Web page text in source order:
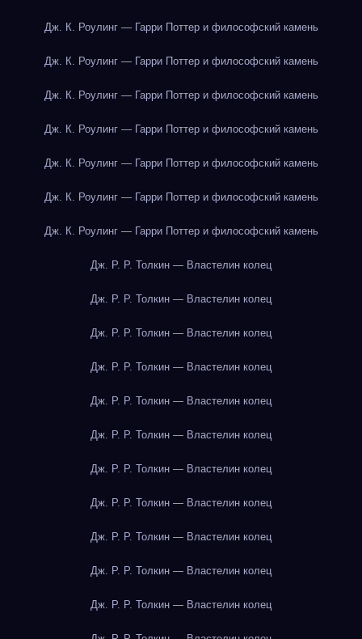
Дж. К. Роулинг — Гарри Поттер и философский камень
Дж. К. Роулинг — Гарри Поттер и философский камень
Дж. К. Роулинг — Гарри Поттер и философский камень
Дж. К. Роулинг — Гарри Поттер и философский камень
Дж. К. Роулинг — Гарри Поттер и философский камень
Дж. К. Роулинг — Гарри Поттер и философский камень
Дж. К. Роулинг — Гарри Поттер и философский камень
Дж. Р. Р. Толкин — Властелин колец
Дж. Р. Р. Толкин — Властелин колец
Дж. Р. Р. Толкин — Властелин колец
Дж. Р. Р. Толкин — Властелин колец
Дж. Р. Р. Толкин — Властелин колец
Дж. Р. Р. Толкин — Властелин колец
Дж. Р. Р. Толкин — Властелин колец
Дж. Р. Р. Толкин — Властелин колец
Дж. Р. Р. Толкин — Властелин колец
Дж. Р. Р. Толкин — Властелин колец
Дж. Р. Р. Толкин — Властелин колец